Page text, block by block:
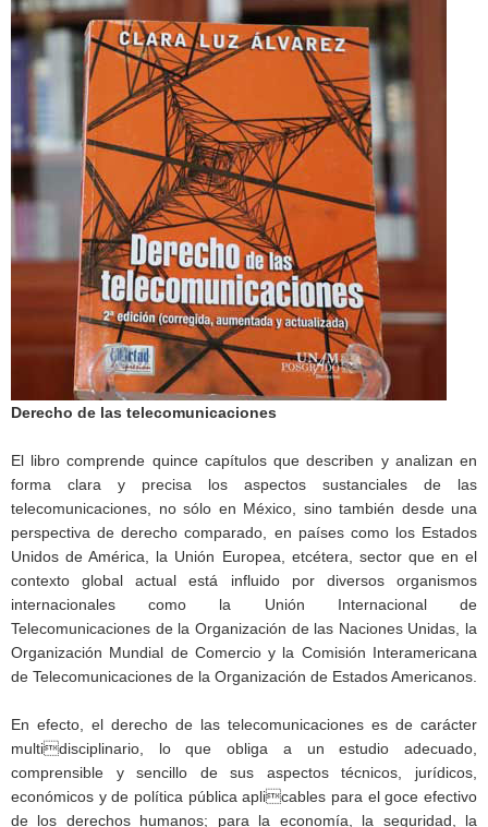
Derecho de las telecomunicaciones
El libro comprende quince capítulos que describen y analizan en
forma clara y precisa los aspectos sustanciales de las
telecomunicaciones, no sólo en México, sino también desde una
perspectiva de derecho comparado, en países como los Estados
Unidos de América, la Unión Europea, etcétera, sector que en el
contexto global actual está influido por diversos organismos
internacionales como la Unión Internacional de
Telecomunicaciones de la Organización de las Naciones Unidas, la
Organización Mundial de Comercio y la Comisión Interamericana
de Telecomunicaciones de la Organización de Estados Americanos.
En efecto, el derecho de las telecomunicaciones es de carácter
multidisciplinario, lo que obliga a un estudio adecuado,
comprensible y sencillo de sus aspectos técnicos, jurídicos,
económicos y de política pública aplicables para el goce efectivo
de los derechos humanos; para la economía, la seguridad, la